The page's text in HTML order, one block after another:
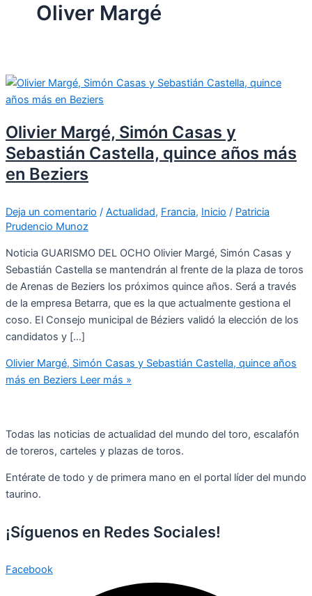
Oliver Margé
Olivier Margé, Simón Casas y
Sebastián Castella, quince años más
en Beziers
Deja un comentario / Actualidad, Francia, Inicio / Patricia
Prudencio Munoz
Noticia GUARISMO DEL OCHO Olivier Margé, Simón Casas y
Sebastián Castella se mantendrán al frente de la plaza de toros
de Arenas de Beziers los próximos quince años. Será a través
de la empresa Betarra, que es la que actualmente gestiona el
coso. El Consejo municipal de Béziers validó la elección de los
candidatos y […]
Olivier Margé, Simón Casas y Sebastián Castella, quince años
más en Beziers Leer más »
Todas las noticias de actualidad del mundo del toro, escalafón
de toreros, carteles y plazas de toros.
Entérate de todo y de primera mano en el portal líder del mundo
taurino.
¡Síguenos en Redes Sociales!
Facebook